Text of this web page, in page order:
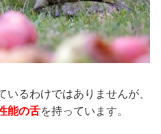
るわけではありませんが、
能の舌を持っています。